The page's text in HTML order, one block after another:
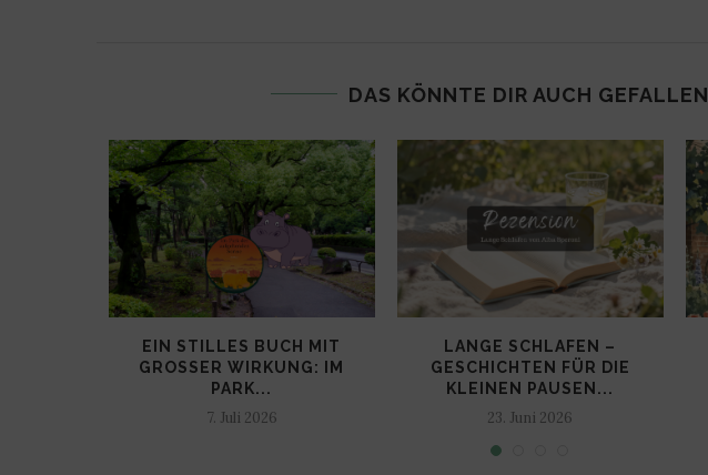
DAS KÖNNTE DIR AUCH GEFALLEN
EIN STILLES BUCH MIT
GROSSER WIRKUNG: IM P
ARK...
7. Juli 2026
LANGE SCHLAFEN –
GESCHICHTEN FÜR DIE
KLEINEN PAUSEN...
23. Juni 2026